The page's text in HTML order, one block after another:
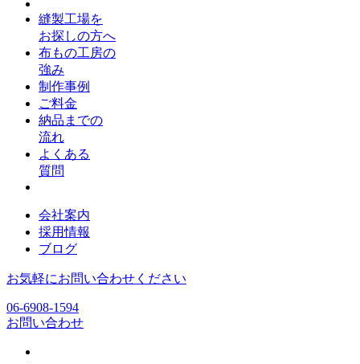
縫製工場を
お探しの方へ
布もの工房の
強み
制作事例
ご料金
納品までの
流れ
よくある
質問
会社案内
採用情報
ブログ
お気軽にお問い合わせください
06-6908-1594
お問い合わせ